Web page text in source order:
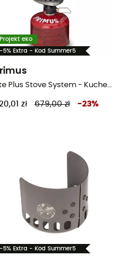
Projekt eko
-5% Extra - Kod Summer5
Lite Plus Stove System - Kuchenka gazowa turystyczna
zł 679,00 zł -23%
-5% Extra - Kod Summer5